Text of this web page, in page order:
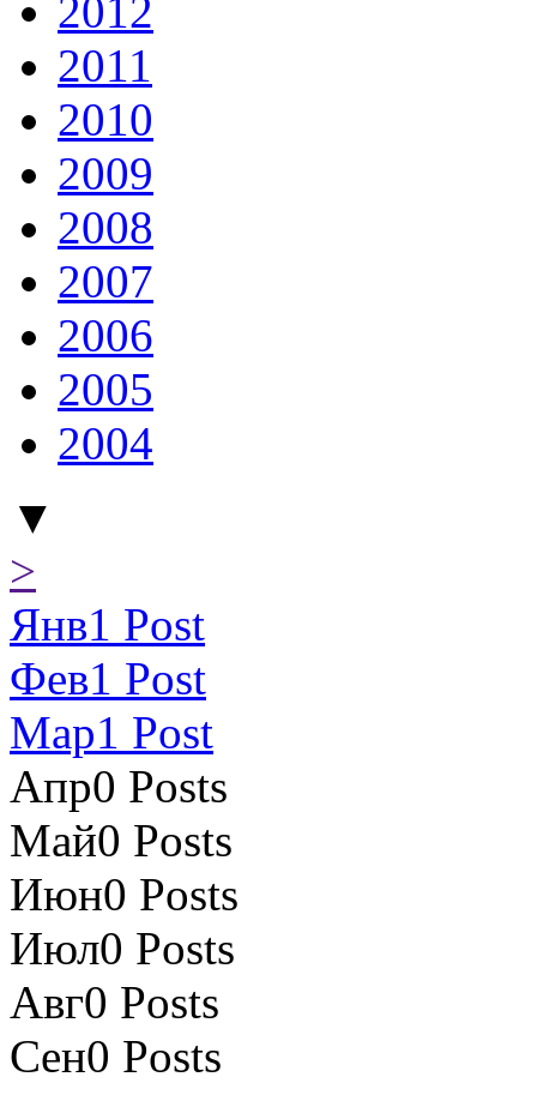
2012
2011
2010
2009
2008
2007
2006
2005
2004
▼
>
Янв1 Post
Фев1 Post
Мар1 Post
Апр0 Posts
Май0 Posts
Июн0 Posts
Июл0 Posts
Авг0 Posts
Сен0 Posts